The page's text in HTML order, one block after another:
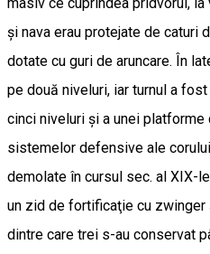
şi nava erau protejate de caturi
dotate cu guri de aruncare. În
pe două niveluri, iar turnul a
cinci niveluri şi a unei platforme
sistemelor defensive ale
demolate în cursul sec. al XIX-
un zid de fortificaţie cu zwinger
dintre care trei s-au conservat